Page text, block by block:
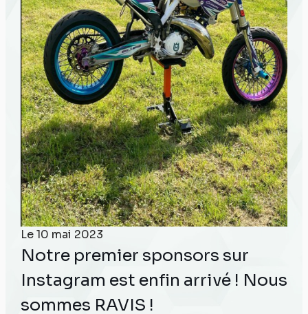
Le10 mai 2023
Notre premier sponsors sur
Instagram est enfin arrivé ! Nous
sommes RAVIS !